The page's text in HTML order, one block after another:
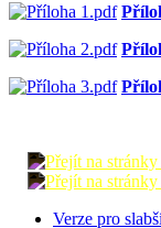
Verze pro